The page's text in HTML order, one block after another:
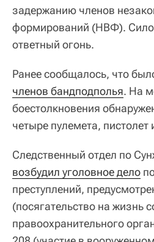
задержанию членов
формирований (НВФ).
ответный огонь.
Ранее сообщалось, что
членов бандподполья. На
боестолкновения
четыре пулемета, пистолет
Следственный отдел по
возбудил уголовное дело
преступлений,
(посягательство на жизнь
правоохранительного